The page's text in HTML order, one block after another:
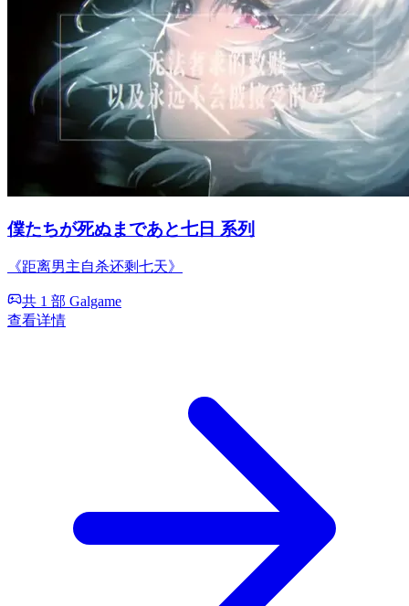
僕たちが死ぬまであと七日 系列
《距离男主自杀还剩七天》
共 1 部 Galgame
查看详情